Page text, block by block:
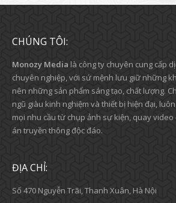
CHÚNG TÔI:
Monozy Media là công ty chuyên cung cấp
chuyên nghiệp, với sứ mệnh lưu giữ những
nên những sản phẩm sáng tạo, chất lượng.
ngũ giàu kinh nghiệm và thiết bị hiện đại,
mọi nhu cầu từ chụp ảnh sự kiện, quay
án truyền thông độc đáo.
ĐỊA CHỈ:
Số 470 Nguyễn Trãi, Thanh Xuân, Hà Nội